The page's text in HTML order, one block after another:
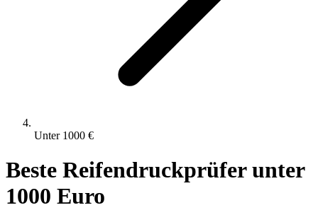
Unter 1000 €
Beste Reifendruckprüferunter
1000 Euro